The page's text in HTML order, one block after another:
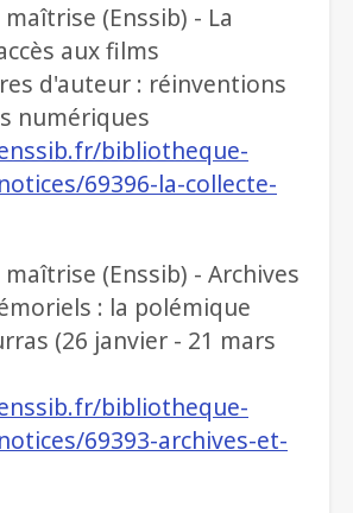
(Enssib) - La
aux films
d'auteur : réinventions
numériques
bibliotheque-
69396-la-collecte-
(Enssib) - Archives
: la polémique
(26 janvier - 21 mars
bibliotheque-
69393-archives-et-